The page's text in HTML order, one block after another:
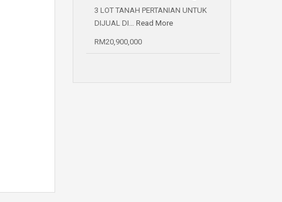
3 LOT TANAH PERTANIAN UNTUK
DIJUAL DI… Read More
RM20,900,000